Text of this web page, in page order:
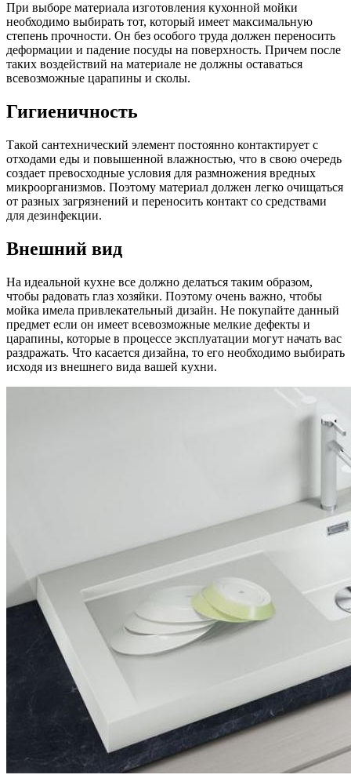
При выборе материала изготовления кухонной мойки
необходимо выбирать тот, который имеет максимальную
степень прочности. Он без особого труда должен переносить
деформации и падение посуды на поверхность. Причем после
таких воздействий на материале не должны оставаться
всевозможные царапины и сколы.
Гигиеничность
Такой сантехнический элемент постоянно контактирует с
отходами еды и повышенной влажностью, что в свою очередь
создает превосходные условия для размножения вредных
микроорганизмов. Поэтому материал должен легко очищаться
от разных загрязнений и переносить контакт со средствами
для дезинфекции.
Внешний вид
На идеальной кухне все должно делаться таким образом,
чтобы радовать глаз хозяйки. Поэтому очень важно, чтобы
мойка имела привлекательный дизайн. Не покупайте данный
предмет если он имеет всевозможные мелкие дефекты и
царапины, которые в процессе эксплуатации могут начать вас
раздражать. Что касается дизайна, то его необходимо выбирать
исходя из внешнего вида вашей кухни.